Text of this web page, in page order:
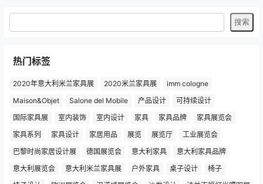
热门标签
2020年意大利米兰家具展 2020米兰家具展
imm cologne
Maison&Objet
Salone del Mobile 产品设计
可持续设计
国际家具展
室内装饰 室内设计 家具 家具品牌
家具展览会
家具系列
家具设计 家居用品 展览 展览厅
工业展览会
巴黎时尚家居设计展
德国展览会 意大利家具
意大利家具品牌
意大利展览会
意大利米兰家具展 户外家具 桌子设计
椅子